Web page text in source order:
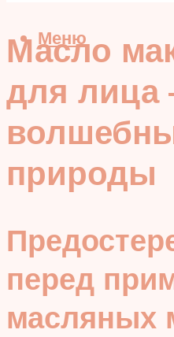
Меню
Масло
для
природы
перед
масляных